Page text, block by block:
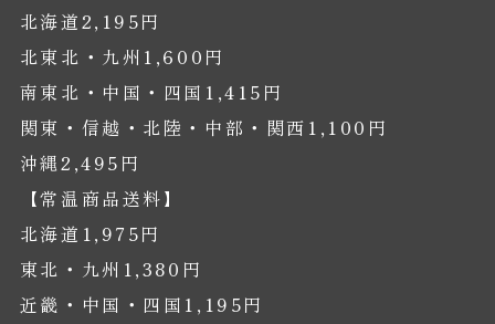
北海道2,195円
北東北・九州1,600円
南東北・中国・四国1,415円
関東・信越・北陸・中部・関西1,100円
沖縄2,495円
【常温商品送料】
北海道1,975円
東北・九州1,380円
近畿・中国・四国1,195円